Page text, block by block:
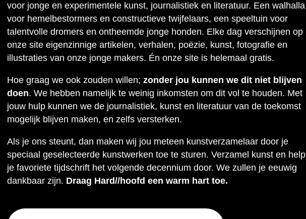
voor jonge en experimentele kunst, journalistiek en literatuur. Een walhalla
voor hemelbestormers en constructieve twijfelaars, een speeltuin voor
talentvolle dromers en ontheemde jonge honden. Elke dag verschijnen op
onze site eigenzinnige artikelen, verhalen, poëzie, kunst, fotografie en
illustraties van onze jonge makers. Én onze site is helemaal gratis.
Hoe graag we ook zouden willen; zonder jou kunnen we dit niet blijven
doen. We hebben namelijk te weinig inkomsten om dit vol te houden. Met
jouw hulp kunnen we de journalistiek, kunst en literatuur van de toekomst
mogelijk blijven maken, en zelfs versterken.
Als je ons steunt, dan maken wij jou meteen kunstverzamelaar door je
speciaal geselecteerde kunstwerken toe te sturen. Verzamel kunst en help
je favoriete tijdschrift het volgende decennium door. We zullen je eeuwig
dankbaar zijn. Draag Hard//hoofd een warm hart toe.